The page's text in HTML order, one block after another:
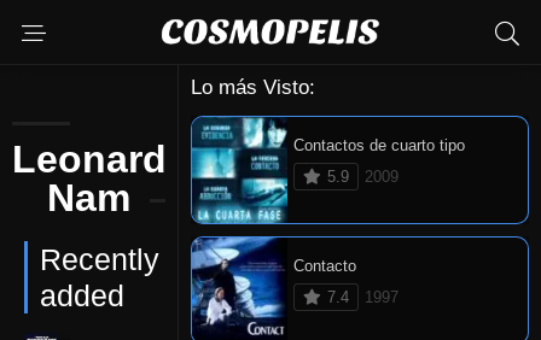
Leonardo
Nam
Recently
added
Lo más Visto:
Contactos de cuarto tipo
5.9
2009
Contacto
7.4
1997